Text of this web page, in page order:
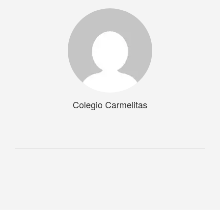
Colegio Carmelitas